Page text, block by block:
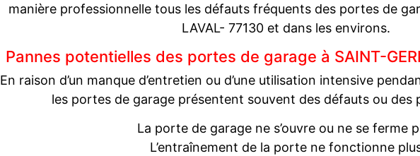
manière professionnelle tous les défauts fréquents des portes de
LAVAL- 77130 et dans les environs.
Pannes potentielles des portes de garage à SAINT-
En raison d’un manque d’entretien ou d’une utilisation intensive
les portes de garage présentent souvent des défauts ou des
La porte de garage ne s’ouvre ou ne se ferme
L’entraînement de la porte ne fonctionne